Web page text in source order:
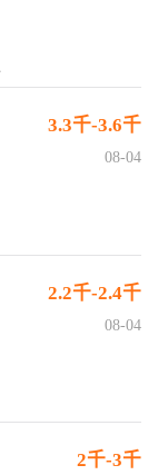
3.3千-3.6千
08-04
2.2千-2.4千
08-04
2千-3千